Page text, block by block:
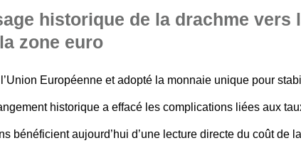
historique de la drachme vers
zone euro
Européenne et adopté la monnaie unique pour
historique a effacé les complications liées aux
bénéficient aujourd’hui d’une lecture directe du coût de